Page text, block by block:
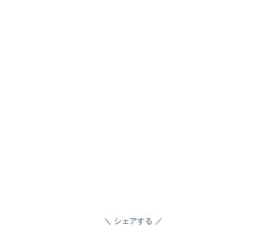
シェアする